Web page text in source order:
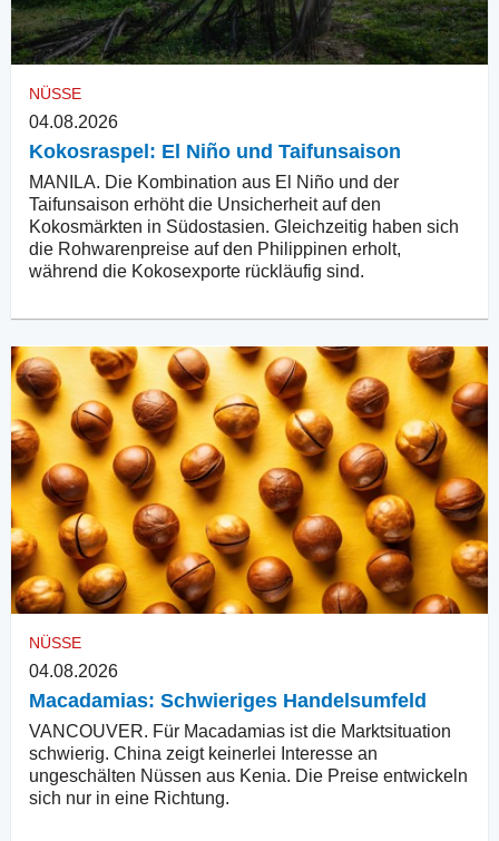
NÜSSE
04.08.2026
Kokosraspel: El Niño und Taifunsaison
MANILA. Die Kombination aus El Niño und der
Taifunsaison erhöht die Unsicherheit auf den
Kokosmärkten in Südostasien. Gleichzeitig haben sich
die Rohwarenpreise auf den Philippinen erholt,
während die Kokosexporte rückläufig sind.
NÜSSE
04.08.2026
Macadamias: Schwieriges Handelsumfeld
VANCOUVER. Für Macadamias ist die Marktsituation
schwierig. China zeigt keinerlei Interesse an
ungeschälten Nüssen aus Kenia. Die Preise entwickeln
sich nur in eine Richtung.